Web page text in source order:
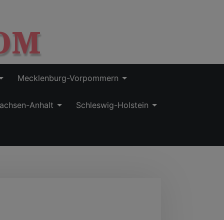
Mecklenburg-Vorpommern
Anhalt Schleswig-Holstein